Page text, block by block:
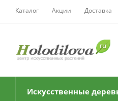
Каталог Акции Доставка
Искусственные